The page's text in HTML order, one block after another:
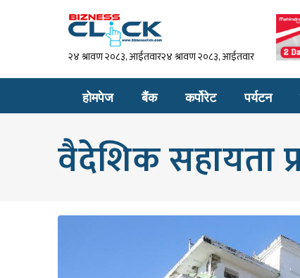
२४ श्रावण २०८३, आईतवार२४ श्रावण २०८३, आईतवार
होमपेज बैंक कर्पोरेट पर्यटन
वैदेशिक सहायता